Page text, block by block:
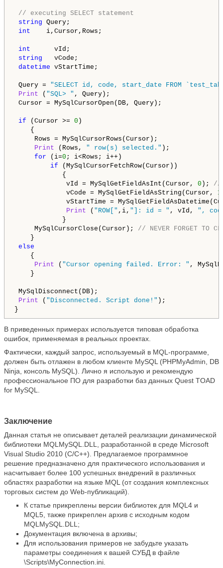
// executing SELECT statement
string Query;
int i,Cursor,Rows;
int vId;
string vCode;
datetime vStartTime;
Query = "SELECT id, code, start_date FROM
Print ( "SQL> " , Query);
Cursor = MySqlCursorOpen(DB, Query);
if (Cursor >= 0 )
{
Rows = MySqlCursorRows(Cursor);
Print (Rows, " row(s) selected." );
for (i=0 ; i<Rows; i++)
if (MySqlCursorFetchRow(Cursor))
{
vId = MySqlGetFieldAsInt(Cursor, 0 ); //
vCode = MySqlGetFieldAsString(Cursor, 1
vStartTime =
Print ( "ROW[" ,i, "]: id = " , vId, ",
}
MySqlCursorClose(Cursor); // NEVER FORGET TO
}
else
{
Print ( "Cursor opening failed. Error: " ,
}
MySqlDisconnect(DB);
Print ( "Disconnected. Script done!" );
}
В приведенных примерах используется типовая обработка
ошибок, применяемая в реальных проектах.
Фактически, каждый запрос, используемый в MQL-программе,
должен быть отлажен в любом клиенте MySQL (PHPMyAdmin, DB
Ninja, консоль MySQL). Лично я использую и рекомендую
профессиональное ПО для разработки баз данных Quest TOAD
for MySQL.
Заключение
Данная статья не описывает деталей реализации динамической
библиотеки MQLMySQL.DLL, разработанной в среде Microsoft
Visual Studio 2010 (C/C++). Предлагаемое программное
решение предназначено для практического использования и
насчитывает более 100 успешных внедрений в различных
областях разработки на языке MQL (от создания комплексных
торговых систем до Web-публикаций).
К статье прикреплены версии библиотек для MQL4 и
MQL5, также прикреплен архив с исходным кодом
MQLMySQL.DLL;
Документация включена в архивы;
Для использования примеров не забудьте указать
параметры соединения к вашей СУБД в файле
\Scripts\MyConnection.ini.